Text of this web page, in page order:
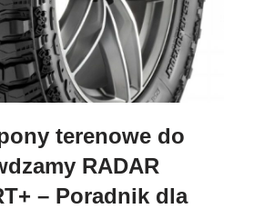
terenowe do
RADAR
– Poradnik dla